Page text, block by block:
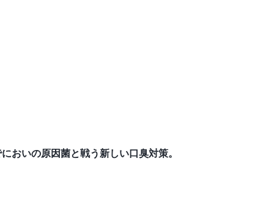
おいの原因菌と戦う新しい口臭対策。